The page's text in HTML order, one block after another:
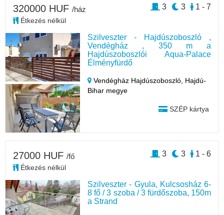
Szilveszter - Hajdúszoboszló ,
Vendégház , 350 m a
Hajdúszoboszlói Aqua-Palace
Élményfürdő
Vendégház Hajdúszoboszló, Hajdú-
Bihar megye
SZÉP kártya
320000 HUF /ház
Étkezés nélkül
1 - 7
3
3
Szilveszter - Gyula, Kulcsosház 6-
8 fő / 3 szoba / 3 fürdőszoba, 150m
a Strand
27000 HUF /fő
Étkezés nélkül
1 - 6
3
3